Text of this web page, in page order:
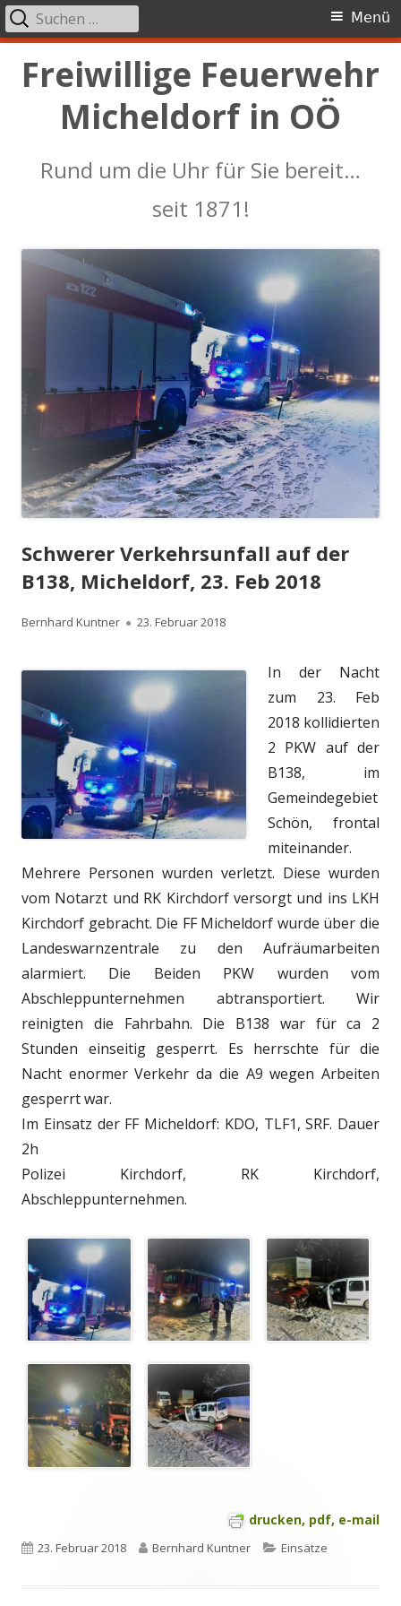
Freiwillige Feuerwehr
Micheldorf in OÖ
Rund um die Uhr für Sie bereit…
seit 1871!
Primäres
Menü
Menü
Suchen
nach:
Schwerer Verkehrsunfall auf der
B138, Micheldorf, 23. Feb 2018
Autor
Bernhard Kuntner
Veröffentlicht
23. Februar 2018
In der Nacht
zum 23. Feb
2018 kollidierten
2 PKW auf der
B138, im
Gemeindegebiet
Schön, frontal
miteinander.
Mehrere Personen wurden verletzt. Diese wurden
vom Notarzt und RK Kirchdorf versorgt und ins LKH
Kirchdorf gebracht. Die FF Micheldorf wurde über die
Landeswarnzentrale zu den Aufräumarbeiten
alarmiert. Die Beiden PKW wurden vom
Abschleppunternehmen abtransportiert. Wir
reinigten die Fahrbahn. Die B138 war für ca 2
Stunden einseitig gesperrt. Es herrschte für die
Nacht enormer Verkehr da die A9 wegen Arbeiten
gesperrt war.
Im Einsatz der FF Micheldorf: KDO, TLF1, SRF. Dauer
2h
Polizei Kirchdorf, RK Kirchdorf,
Abschleppunternehmen.
drucken, pdf, e-mail
Veröffentlicht
23. Februar 2018 Autor
Bernhard Kuntner Kategorien
Einsätze